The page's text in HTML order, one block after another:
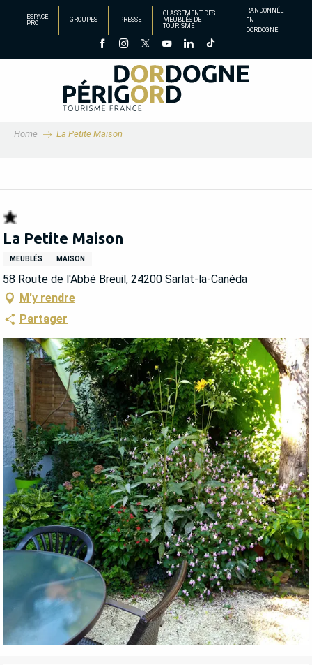
principal
ESPACE
PRO
GROUPES PRESSE
CLASSEMENT DES
MEUBLÉS DE
TOURISME
RANDONNÉE
EN
DORDOGNE
Home La Petite Maison
La Petite Maison
MEUBLÉS MAISON
58 Route de l'Abbé Breuil, 24200 Sarlat-la-Canéda
M'y rendre
Partager